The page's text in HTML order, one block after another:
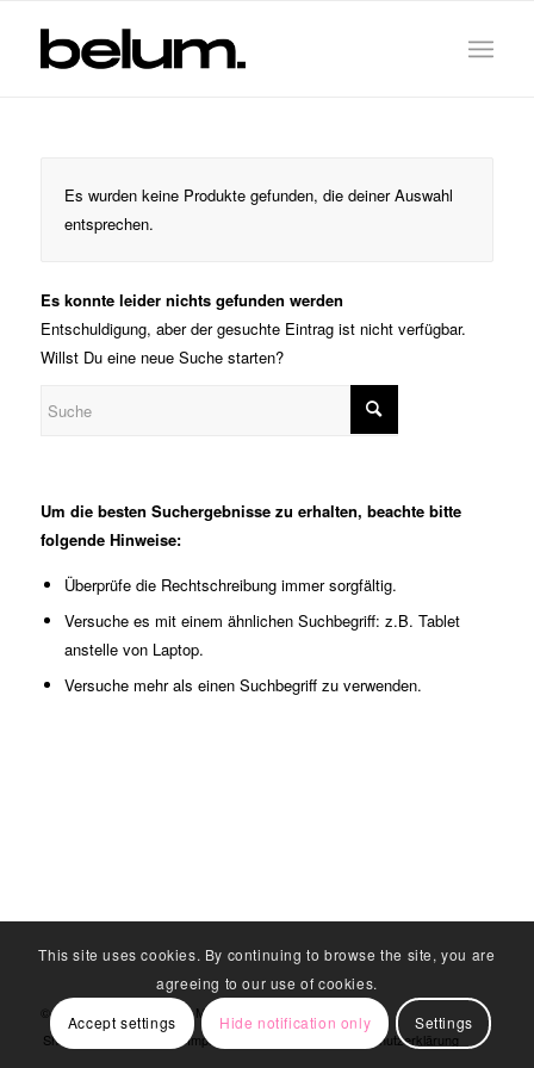
Es wurden keine Produkte gefunden, die deiner Auswahl
entsprechen.
Es konnte leider nichts gefunden werden
Entschuldigung, aber der gesuchte Eintrag ist nicht verfügbar.
Willst Du eine neue Suche starten?
Um die besten Suchergebnisse zu erhalten, beachte bitte
folgende Hinweise:
Überprüfe die Rechtschreibung immer sorgfältig.
Versuche es mit einem ähnlichen Suchbegriff: z.B. Tablet
anstelle von Laptop.
Versuche mehr als einen Suchbegriff zu verwenden.
© Copyright - 2024 belum. Manufaktur
Shop
Impressum Datenschutzerklärung
This site uses cookies. By continuing to browse the site, you are
agreeing to our use of cookies.
Accept settings
Hide notification only Settings